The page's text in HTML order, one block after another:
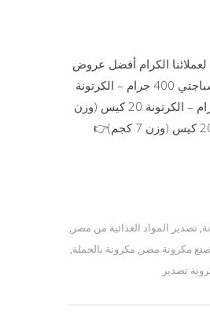
الكرام أفضل عروض
المكرونة المميزة بجودة عالية وأسعار منافسة للتصدير إلى جميع دول العالم: 📦 منتجاتنا: مكرونة سباجتي 400 جرام – الكرتونة
20 كيس (وزن 8 كجم)👉 سعر الكرتونة: 205 جنيه مصري – الطن 125 كرتونة. مكرونة شورت 400 جرام – الكرتونة 20 كيس (وزن
8 كجم)👉 سعر الكرتونة: 195 جنيه مصري – الطن 125 كرتونة. مكرونة شورت 350 جرام – الكرتونة 20 كيس (وزن 7 كجم)👉
, تصدير المواد الغذائية من مصر ,
مكرونة مصر , مكرونة بالجملة,
تصدير